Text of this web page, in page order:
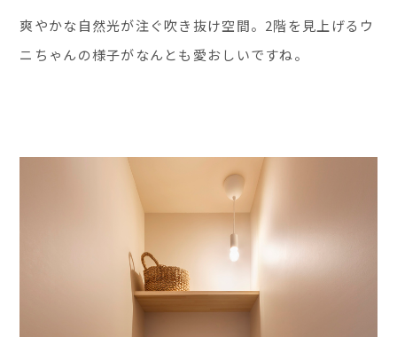
爽やかな自然光が注ぐ吹き抜け空間。2階を見上げるウ
ニちゃんの様子がなんとも愛おしいですね。